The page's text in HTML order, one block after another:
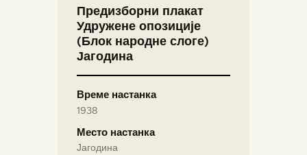
Предизборни плакат
Удружене опозиције
(Блок народне слоге)
Јагодина
Време настанка
1938
Место настанка
Јагодина